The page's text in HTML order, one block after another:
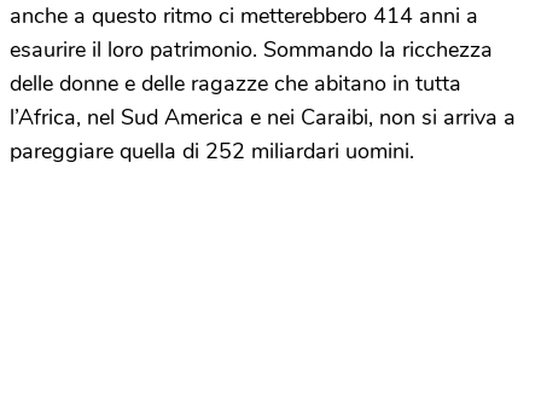
anche a questo ritmo ci metterebbero 414 anni a
esaurire il loro patrimonio. Sommando la ricchezza
delle donne e delle ragazze che abitano in tutta
l’Africa, nel Sud America e nei Caraibi, non si arriva a
pareggiare quella di 252 miliardari uomini.